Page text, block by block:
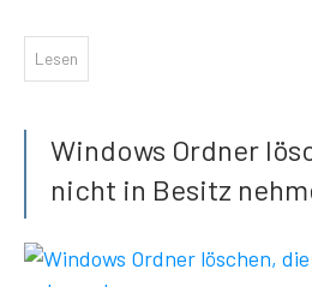
Lesen
Windows Ordner
nicht in Besitz